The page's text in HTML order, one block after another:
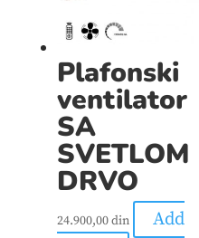
Plafonski
ventilator
SA
SVETLOM
DRVO
24.900,00din
Add